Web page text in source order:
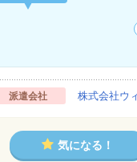
派遣会社 株式会社ウ
気になる！